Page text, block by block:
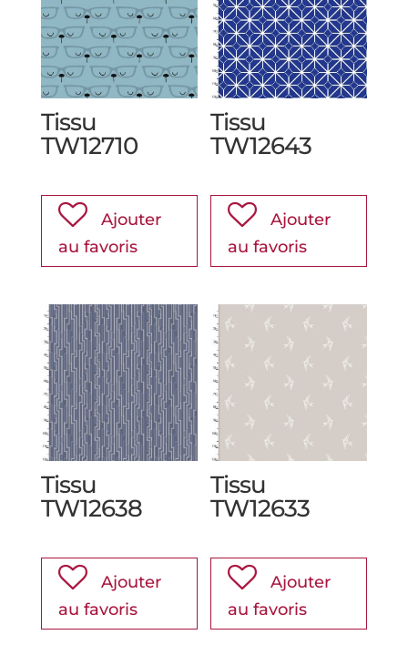
Tissu
TW12710
Ajouter
au favoris
Tissu
TW12643
Ajouter
au favoris
Tissu
TW12638
Ajouter
au favoris
Tissu
TW12633
Ajouter
au favoris